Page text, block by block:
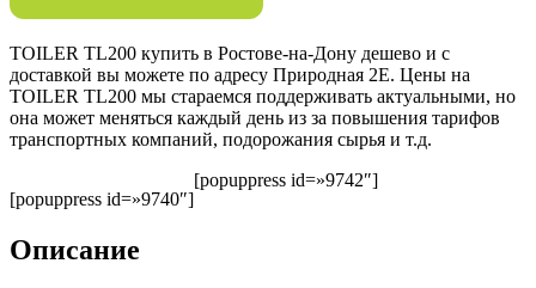
TOILER TL200 купить в Ростове-на-Дону дешево и с
доставкой вы можете по адресу Природная 2Е. Цены на
TOILER TL200 мы стараемся поддерживать актуальными, но
она может меняться каждый день из за повышения тарифов
транспортных компаний, подорожания сырья и т.д.
[popuppress id=»9740″]
[popuppress id=»9742″]
Описание